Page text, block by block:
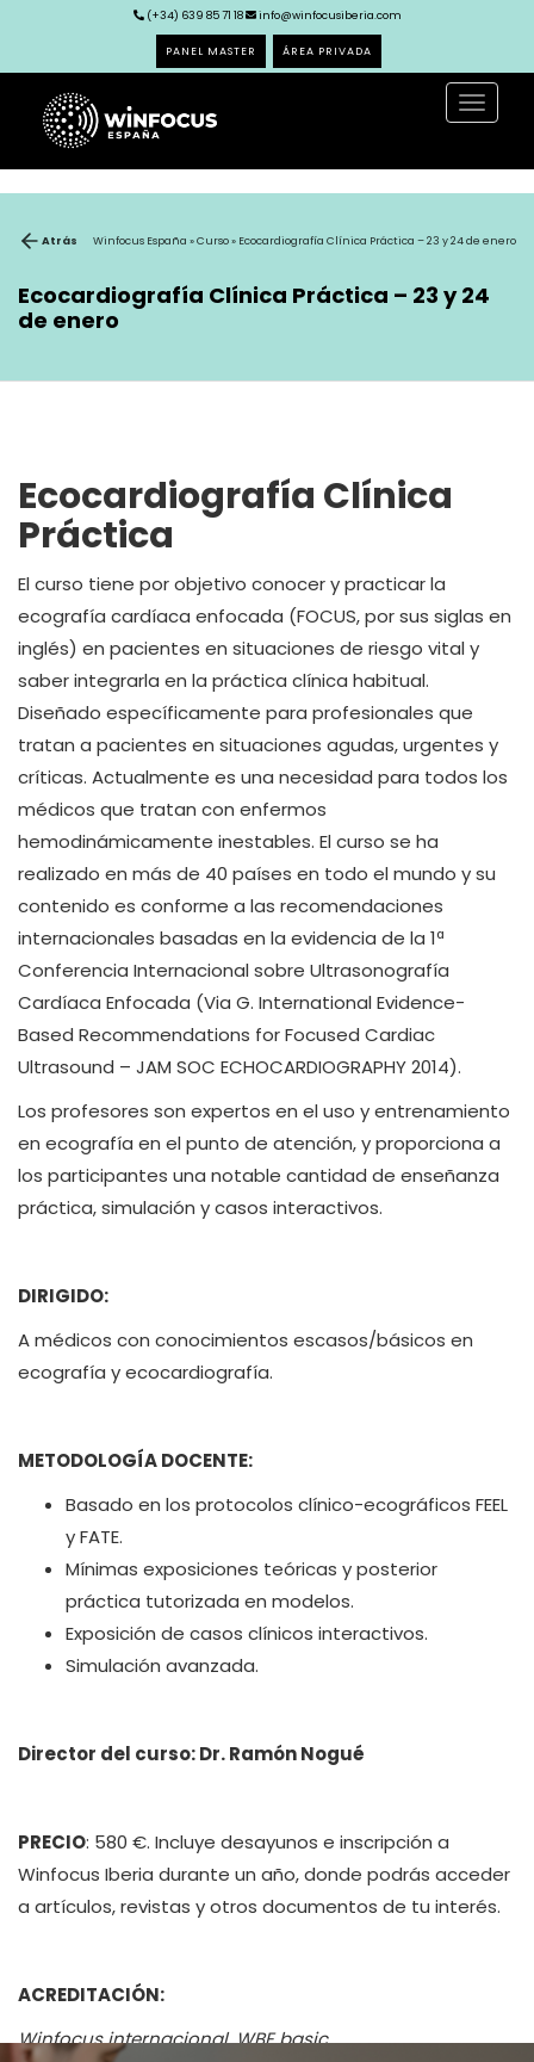
(+34) 639 85 71 18 info@winfocusiberia.com
PANEL MASTER ÁREA PRIVADA
Toggle
Atrás Winfocus España »Curso» Ecocardiografía Clínica Práctica – 23 y 24 de enero
Ecocardiografía Clínica Práctica – 23 y 24
de enero
Ecocardiografía Clínica
Práctica
El curso tiene por objetivo conocer y practicar la
ecografía cardíaca enfocada (FOCUS, por sus siglas en
inglés) en pacientes en situaciones de riesgo vital y
saber integrarla en la práctica clínica habitual.
Diseñado específicamente para profesionales que
tratan a pacientes en situaciones agudas, urgentes y
críticas. Actualmente es una necesidad para todos los
médicos que tratan con enfermos
hemodinámicamente inestables. El curso se ha
realizado en más de 40 países en todo el mundo y su
contenido es conforme a las recomendaciones
internacionales basadas en la evidencia de la 1ª
Conferencia Internacional sobre Ultrasonografía
Cardíaca Enfocada (Via G. International Evidence-
Based Recommendations for Focused Cardiac
Ultrasound – JAM SOC ECHOCARDIOGRAPHY 2014).
Los profesores son expertos en el uso y entrenamiento
en ecografía en el punto de atención, y proporciona a
los participantes una notable cantidad de enseñanza
práctica, simulación y casos interactivos.
DIRIGIDO:
A médicos con conocimientos escasos/básicos en
ecografía y ecocardiografía.
METODOLOGÍA DOCENTE:
Basado en los protocolos clínico-ecográficos FEEL
y FATE.
Mínimas exposiciones teóricas y posterior
práctica tutorizada en modelos.
Exposición de casos clínicos interactivos.
Simulación avanzada.
Director del curso:Dr. Ramón Nogué
PRECIO: 580 €. Incluye desayunos e inscripción a
Winfocus Iberia durante un año, donde podrás acceder
a artículos, revistas y otros documentos de tu interés.
ACREDITACIÓN:
Winfocus internacional. WBE basic.